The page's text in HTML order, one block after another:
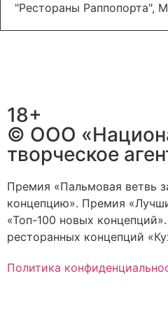
"Рестораны Раппопорта",
18+
© ООО
творческое
Премия «Пальмовая ветвь
концепцию». Премия
«Топ-100 новых
ресторанных концепций
Политика